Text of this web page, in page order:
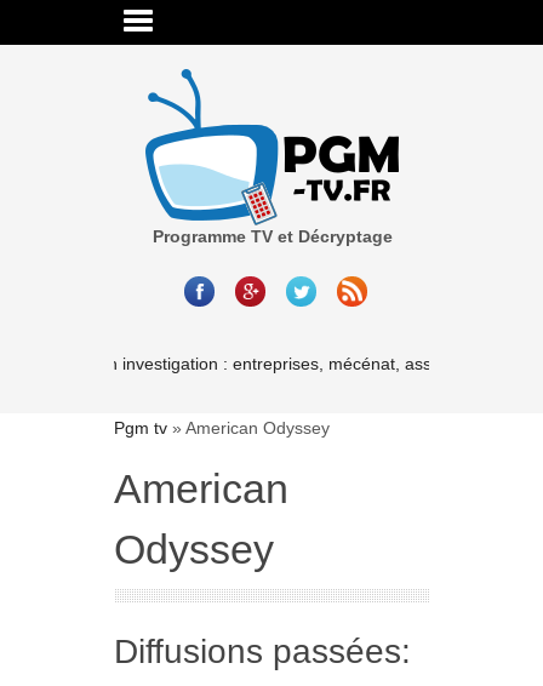
Programme TV et Décryptage
Cash investigation : entreprises, mécénat, associations-les
Pgm tv » American Odyssey
American
Odyssey
Diffusions passées: